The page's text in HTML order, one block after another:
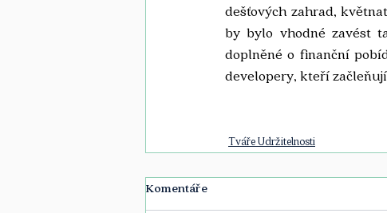
dešťových zahrad,
by bylo vhodné zavést
doplněné o finanční
developery, kteří
Tváře Udržitelnosti
Komentáře